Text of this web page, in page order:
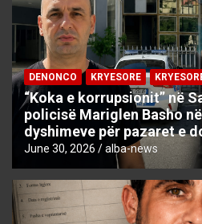
DENONCO KRYESORE
“Koka e korrupsionit” në
policisë Mariglen Basho
dyshimeve për pazaret e
June 30, 2026 alba-news